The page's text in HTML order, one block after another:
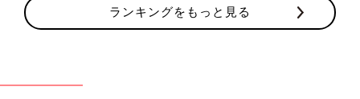
②ビーズなどを凍らせてみよう
ランキングをもっと見る